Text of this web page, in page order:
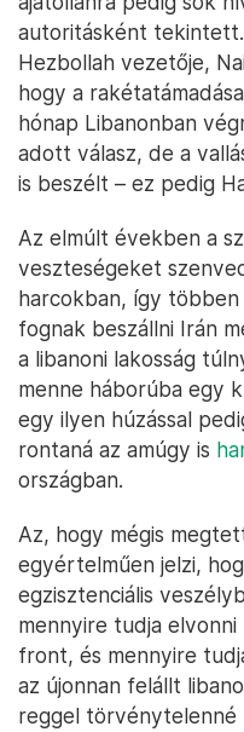
autoritásként
Hezbollah vezetője,
hogy a
hónap Libanonban
adott válasz, de a
is beszélt – ez pedig
Az elmúlt években a
veszteségeket
harcokban, így
fognak beszállni Irán
a libanoni lakosság
menne háborúba egy
egy ilyen húzással
rontaná az amúgy is
országban.
Az, hogy mégis
egyértelműen jelzi,
egzisztenciális
mennyire tudja
front, és mennyire
az újonnan felállt
reggel törvénytelenné